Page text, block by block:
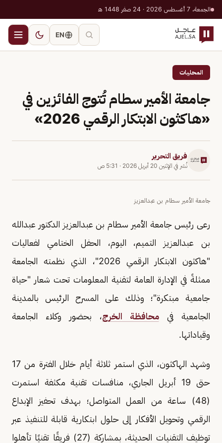
الجمعة، 7 أغسطس 2026 · 24 صفر 1448 هـ
EN
المحليات
جامعة الأمير سطام تُتوج الفائزين في
«هاكثون الابتكار الرقمي 2026»
فريق التحرير
نُشر في الإثنين 20 أبريل 2026 · 5:31 ص
جامعة الأمير سطام بن عبدالعزيز
رعى رئيس جامعة الأمير سطام بن عبدالعزيز الدكتور عبدالله
بن عبدالعزيز التميم، اليوم، الحفل الختامي لفعاليات
"هاكثون الابتكار الرقمي 2026"، الذي نظمته الجامعة
ممثلةً في الإدارة العامة لتقنية المعلومات تحت شعار "حياة
جامعية مبتكرة"؛ وذلك على المسرح الرئيس بالمدينة
الجامعية في محافظة الخرج، بحضور وكلاء الجامعة
وقياداتها.
وشهد الهاكثون، الذي استمر ثلاثة أيام خلال الفترة من 17
حتى 19 أبريل الجاري، منافسات تقنية مكثفة استمرت
(48) ساعة من العمل المتواصل؛ بهدف تحفيز الإبداع
الرقمي وتحويل الأفكار إلى حلول ابتكارية قابلة للتنفيذ عبر
توظيف التقنيات الحديثة، بمشاركة (27) فريقًا تقنيًا تأهلوا